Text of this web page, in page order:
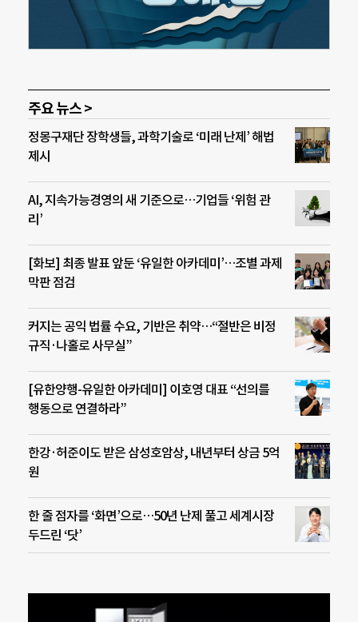
주요 뉴스 >
정몽구재단 장학생들, 과학기술로 ‘미래 난제’ 해법
제시
AI, 지속가능경영의 새 기준으로…기업들 ‘위험 관
리’
[화보] 최종 발표 앞둔 ‘유일한 아카데미’…조별 과제
막판 점검
커지는 공익 법률 수요, 기반은 취약…“절반은 비정
규직·나홀로 사무실”
[유한양행-유일한 아카데미] 이호영 대표 “선의를
행동으로 연결하라”
한강·허준이도 받은 삼성호암상, 내년부터 상금 5억
원
한 줄 점자를 ‘화면’으로…50년 난제 풀고 세계시장
두드린 ‘닷’